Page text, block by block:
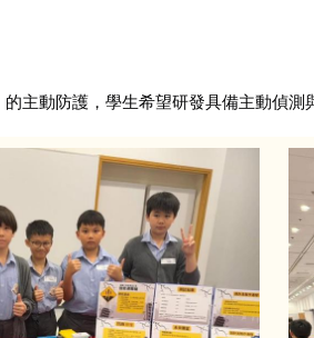
動防護，學生希望研發具備主動偵測